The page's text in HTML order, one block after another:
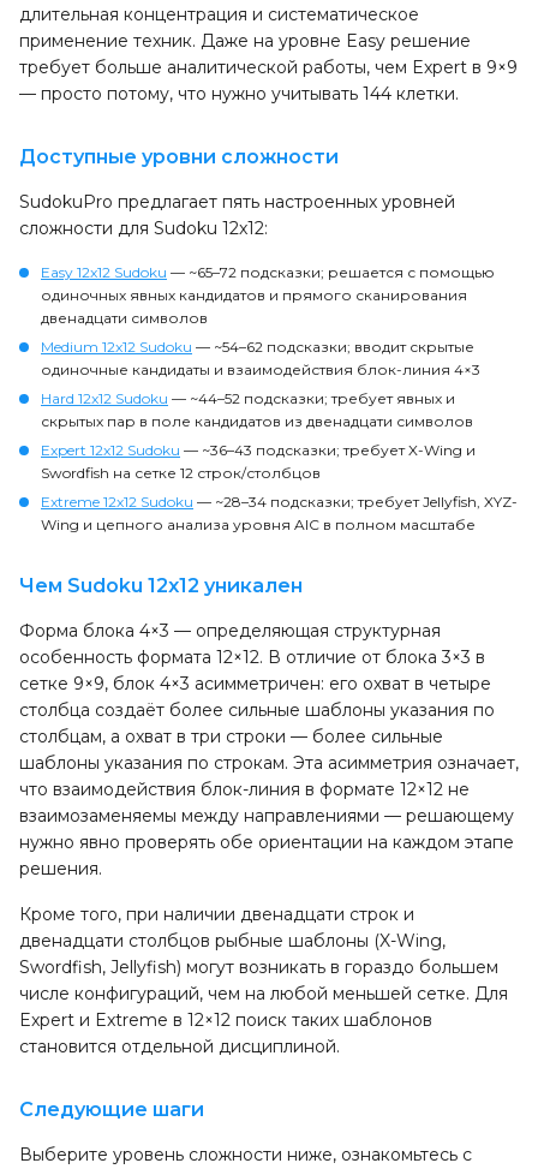
длительная концентрация и систематическое
применение техник. Даже на уровне Easy решение
требует больше аналитической работы, чем Expert в 9×9
— просто потому, что нужно учитывать 144 клетки.
Доступные уровни сложности
SudokuPro предлагает пять настроенных уровней
сложности для Sudoku 12x12:
Easy 12x12 Sudoku — ~65–72 подсказки; решается с помощью
одиночных явных кандидатов и прямого сканирования
двенадцати символов
Medium 12x12 Sudoku — ~54–62 подсказки; вводит скрытые
одиночные кандидаты и взаимодействия блок-линия 4×3
Hard 12x12 Sudoku — ~44–52 подсказки; требует явных и
скрытых пар в поле кандидатов из двенадцати символов
Expert 12x12 Sudoku — ~36–43 подсказки; требует X-Wing и
Swordfish на сетке 12 строк/столбцов
Extreme 12x12 Sudoku — ~28–34 подсказки; требует Jellyfish, XYZ-
Wing и цепного анализа уровня AIC в полном масштабе
Чем Sudoku 12x12 уникален
Форма блока 4×3 — определяющая структурная
особенность формата 12×12. В отличие от блока 3×3 в
сетке 9×9, блок 4×3 асимметричен: его охват в четыре
столбца создаёт более сильные шаблоны указания по
столбцам, а охват в три строки — более сильные
шаблоны указания по строкам. Эта асимметрия означает,
что взаимодействия блок-линия в формате 12×12 не
взаимозаменяемы между направлениями — решающему
нужно явно проверять обе ориентации на каждом этапе
решения.
Кроме того, при наличии двенадцати строк и
двенадцати столбцов рыбные шаблоны (X-Wing,
Swordfish, Jellyfish) могут возникать в гораздо большем
числе конфигураций, чем на любой меньшей сетке. Для
Expert и Extreme в 12×12 поиск таких шаблонов
становится отдельной дисциплиной.
Следующие шаги
Выберите уровень сложности ниже, ознакомьтесь с